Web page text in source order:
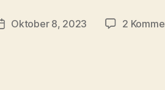
Oktober 8, 2023 2